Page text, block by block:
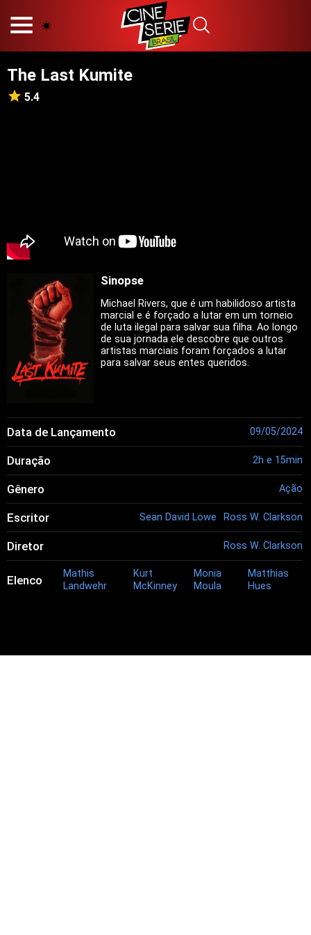
PRINCÍPIOS EDITORIAIS
POLÍTICA DE PRIVACIDADE
Filmes
Novelas
The Last Kumite
5.4
Sinopse
Michael Rivers, que é um habilidoso artista
marcial e é forçado a lutar em um torneio
de luta ilegal para salvar sua filha. Ao longo
de sua jornada ele descobre que outros
artistas marciais foram forçados a lutar
para salvar seus entes queridos.
Data de Lançamento 09/05/2024
Duração 2h e 15min
Gênero Ação
Escritor Sean David Lowe Ross W. Clarkson
Diretor Ross W. Clarkson
Elenco
Mathis
Landwehr
Kurt
McKinney
Monia
Moula
Matthias
Hues